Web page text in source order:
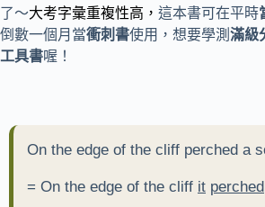
了～大考字彙重複性高， 這本書可在平時
倒數一個月當衝刺書使用，想要學測 滿級
工具書喔！
On the edge of the cliff perched a
= On the edge of the cliff it perched